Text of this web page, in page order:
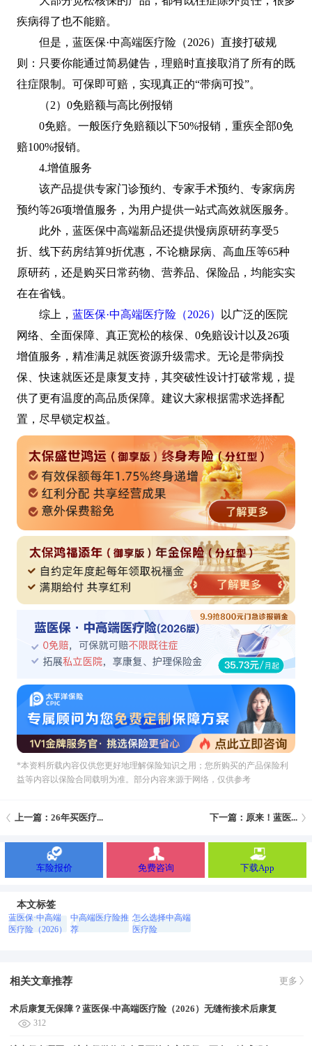
疾病得了也不能赔。
但是，蓝医保·中高端医疗险（2026）直接打破规
则：只要你能通过简易健告，理赔时直接取消了所有的既
往症限制。可保即可赔，实现真正的“带病可投”。
（2）0免赔额与高比例报销
0免赔。一般医疗免赔额以下50%报销，重疾全部0免
赔100%报销。
4.增值服务
该产品提供专家门诊预约、专家手术预约、专家病房
预约等26项增值服务，为用户提供一站式高效就医服务。
此外，蓝医保中高端新品还提供慢病原研药享受5
折、线下药房结算9折优惠，不论糖尿病、高血压等65种
原研药，还是购买日常药物、营养品、保险品，均能实实
在在省钱。
综上， 蓝医保·中高端医疗险（2026）
以广泛的医院
网络、全面保障、真正宽松的核保、0免赔设计以及26项
增值服务，精准满足就医资源升级需求。无论是带病投
保、快速就医还是康复支持，其突破性设计打破常规，提
供了更有温度的高品质保障。建议大家根据需求选择配
置，尽早锁定权益。
*本资料所载內容仅供您更好地理解保险知识之用；您所购买的产品保险利
益等内容以保险合同载明为准。部分内容来源于网络，仅供参考
上一篇：26年买医疗... 下一篇：原来！蓝医...
车险报价 免费咨询 下载App
本文标签
蓝医保·中高端
医疗险（2026）
中高端医疗险推
荐
怎么选择中高端
医疗险
相关文章推荐 更多
术后康复无保障？蓝医保·中高端医疗险（2026）无缝衔接术后康复
312